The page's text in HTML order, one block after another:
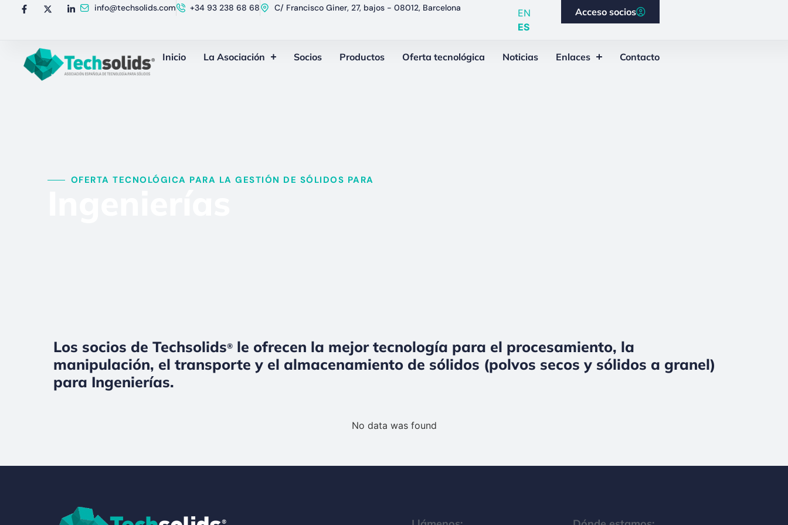
info@techsolids.com +34 93 238 68 68 C/ Francisco Giner, 27, bajos - 08012, Barcelona
EN
ES
Acceso socios
Inicio La Asociación Socios Productos Oferta tecnológica Noticias Enlaces Contacto
OFERTA TECNOLÓGICA PARA LA GESTIÓN DE SÓLIDOS PARA​
Los socios de Techsolids®le ofrecen la mejor tecnología para el procesamiento, la
manipulación, el transporte y el almacenamiento de sólidos (polvos secos y sólidos a granel)
para Ingenierías.
No data was found